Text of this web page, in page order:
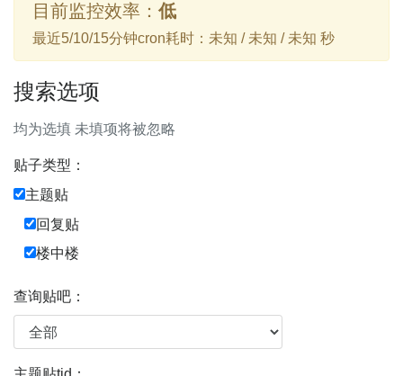
目前监控效率： 低
最近5/10/15分钟cron耗时：未知 / 未知 / 未知 秒
搜索选项
均为选填 未填项将被忽略
贴子类型：
主题贴
回复贴
楼中楼
查询贴吧：